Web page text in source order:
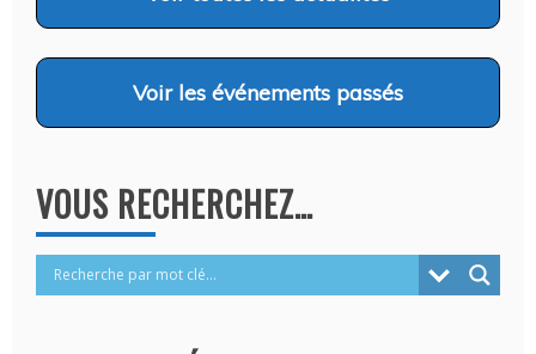
Voir les événements passés
VOUS RECHERCHEZ…